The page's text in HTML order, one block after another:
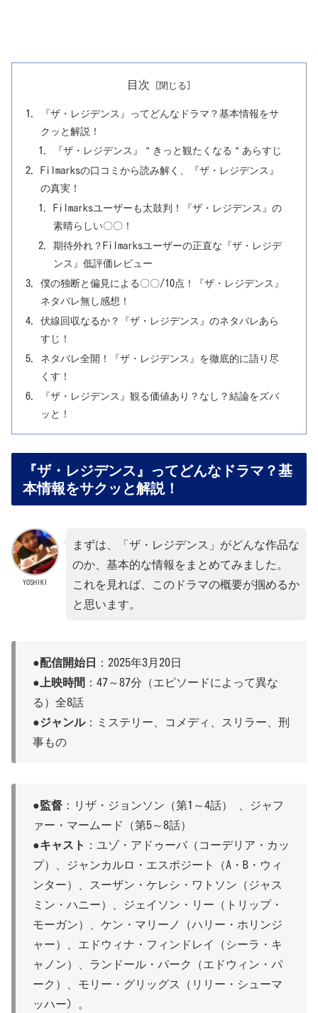
目次
『ザ・レジデンス』ってどんなドラマ？基本情報をサ
クッと解説！
『ザ・レジデンス』＂きっと観たくなる＂あらすじ
Filmarksの口コミから読み解く、『ザ・レジデンス』
の真実！
Filmarksユーザーも太鼓判！『ザ・レジデンス』の
素晴らしい〇〇！
期待外れ？Filmarksユーザーの正直な『ザ・レジデ
ンス』低評価レビュー
僕の独断と偏見による〇〇/10点！『ザ・レジデンス』
ネタバレ無し感想！
伏線回収なるか？『ザ・レジデンス』のネタバレあら
すじ！
ネタバレ全開！『ザ・レジデンス』を徹底的に語り尽
くす！
『ザ・レジデンス』観る価値あり？なし？結論をズバ
ッと！
『ザ・レジデンス』ってどんなドラマ？基
本情報をサクッと解説！
YOSHIKI
まずは、「ザ・レジデンス」がどんな作品な
のか、基本的な情報をまとめてみました。
これを見れば、このドラマの概要が掴めるか
と思います。
●配信開始日
：2025年3月20日
●上映時間 ：47～87分（エピソードによって異な
る）全8話
●ジャンル：ミステリー、コメディ、スリラー、刑
事もの
●監督 ：リザ・ジョンソン（第1～4話） 、ジャフ
ァー・マームード（第5～8話）
●キャスト
：ユゾ・アドゥーバ（コーデリア・カッ
プ）、ジャンカルロ・エスポジート（A・B・ウィ
ンター）、スーザン・ケレシ・ワトソン（ジャス
ミン・ハニー）、ジェイソン・リー（トリップ・
モーガン）、ケン・マリーノ（ハリー・ホリンジ
ャー）、エドウィナ・フィンドレイ（シーラ・キ
ャノン）、ランドール・パーク（エドウィン・パ
ーク）、モリー・グリッグス（リリー・シューマ
ッハー) 。